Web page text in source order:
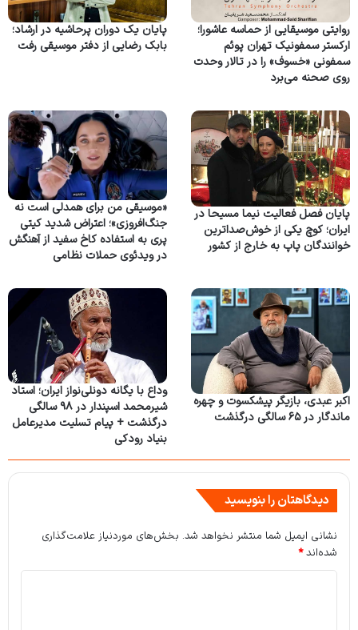
روایتی موسیقایی از حماسه عاشورا؛
ارکستر سمفونیک تهران پوئم
سمفونی «خسوف» را در تالار وحدت
روی صحنه می‌برد
پایان یک دوران پرحاشیه در ارشاد؛
بابک رضایی از دفتر موسیقی رفت
پایان فصل فعالیت نیما مسیحا در
ایران؛ کوچ یکی از خوش‌صداترین
خوانندگان پاپ به خارج از کشور
«موسیقی من برای همدلی است نه
جنگ‌افروزی»؛ اعتراض شدید کیتی
پری به استفاده کاخ سفید از آهنگش
در ویدئوی حملات نظامی
اکبر عبدی، بازیگر پیشکسوت و چهره
ماندگار در ۶۵ سالگی درگذشت
وداع با یگانه دونلی‌نواز ایران؛ استاد
شیرمحمد اسپندار در ۹۸ سالگی
درگذشت + پیام تسلیت مدیرعامل
بنیاد رودکی
دیدگاهتان را بنویسید
نشانی ایمیل شما منتشر نخواهد شد. بخش‌های موردنیاز علامت‌گذاری
شده‌اند*